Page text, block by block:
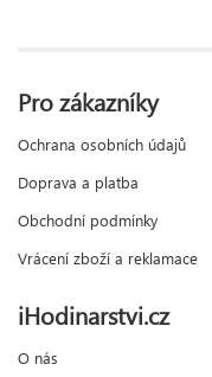
Pro zákazníky
Ochrana osobních údajů
Doprava a platba
Obchodní podmínky
Vrácení zboží a reklamace
iHodinarstvi.cz
O nás